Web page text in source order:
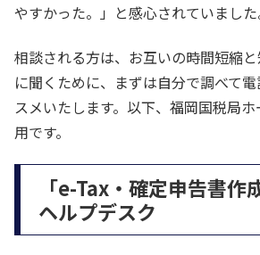
やすかった。」と感心されていました
相談される方は、お互いの時間短縮
に聞くために、まずは自分で調べて
スメいたします。以下、福岡国税局
用です。
「e-Tax・確定申告書作
ヘルプデスク